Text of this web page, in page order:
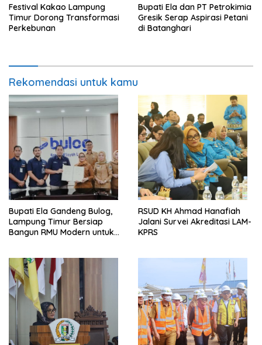
‎Festival Kakao Lampung
Timur Dorong Transformasi
Perkebunan
Bupati Ela dan PT Petrokimia
Gresik Serap Aspirasi Petani
di Batanghari
Rekomendasi untuk kamu
Bupati Ela Gandeng Bulog,
Lampung Timur Bersiap
Bangun RMU Modern untuk
RSUD KH Ahmad Hanafiah
Jalani Survei Akreditasi LAM-
KPRS